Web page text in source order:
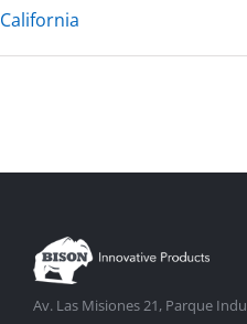
California
Av. Las Misiones 21, Parque